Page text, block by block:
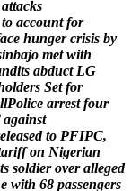
attacks
to account for
ace hunger crisis by
inbajo met with
ndits abduct LG
olders Set for
llPolice arrest four
against
eleased to PFIPC,
ariff on Nigerian
ts soldier over alleged
e with 68 passengers